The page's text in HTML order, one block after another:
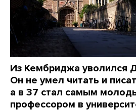
Из Кембриджа уволился
Он не умел читать и
а в 37 стал самым
профессором в